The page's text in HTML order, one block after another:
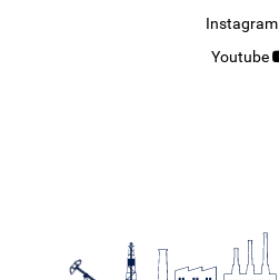
Instagram
Youtube